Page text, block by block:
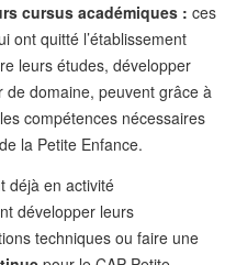
cursus académiques : ces
ont quitté l’établissement
leurs études, développer
de domaine, peuvent grâce à
compétences nécessaires
la Petite Enfance.
déjà en activité
développer leurs
techniques ou faire une